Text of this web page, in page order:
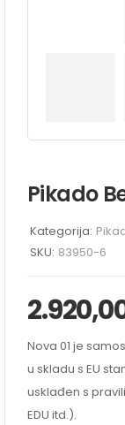
Pikado
Kategorija:
SKU: 83950-6
Nova 01 je
u skladu s EU
usklađen s
EDU itd.).